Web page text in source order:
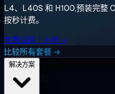
L4、L40S 和 H100,预装完整
按秒计费。
免费试用 1 小时 →
比较所有套餐 →